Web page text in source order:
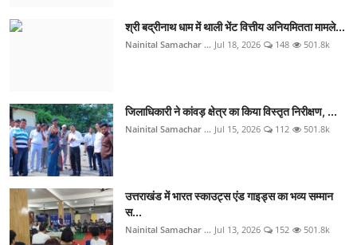
श्री बद्रीनाथ धाम में थाली भेंट वित्तीय अनियमितता मामले...
Nainital Samachar ... Jul 18, 2026 148 501.8k
जिलाधिकारी ने कांवड़ क्षेत्र का किया विस्तृत निरीक्षण, ...
Nainital Samachar ... Jul 15, 2026 112 501.8k
उत्तराखंड में भारत स्काउट्स एंड गाइड्स का भव्य सम्मान
स...
Nainital Samachar ... Jul 13, 2026 152 501.8k